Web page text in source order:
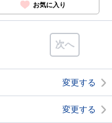
お気に入り
次へ
変更する
変更する